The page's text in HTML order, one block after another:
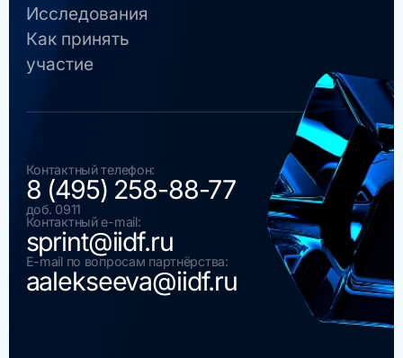
Исследования
Как принять
участие
Контактный телефон:
8 (495) 258-88-77
доб. 0911
Контактный e-mail:
sprint@iidf.ru
E-mail по вопросам партнёрства:
aalekseeva@iidf.ru